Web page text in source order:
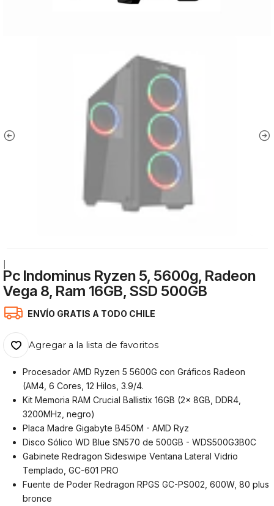
Pc Indominus Ryzen 5, 5600g, Radeon
Vega 8, Ram 16GB, SSD 500GB
ENVÍO GRATIS A TODO CHILE
Agregar a la lista de favoritos
Procesador AMD Ryzen 5 5600G con Gráficos Radeon
(AM4, 6 Cores, 12 Hilos, 3.9/4.
Kit Memoria RAM Crucial Ballistix 16GB (2x 8GB, DDR4,
3200MHz, negro)
Placa Madre Gigabyte B450M - AMD Ryz
Disco Sólico WD Blue SN570 de 500GB - WDS500G3B0C
Gabinete Redragon Sideswipe Ventana Lateral Vidrio
Templado, GC-601 PRO
Fuente de Poder Redragon RPGS GC-PS002, 600W, 80 plus
bronce